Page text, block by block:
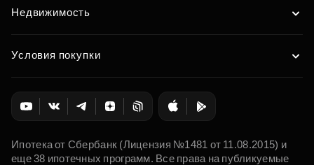
Недвижимость
Условия покупки
Ипотека от Сбербанк (Лицензия №1481 от 11.08.2015) и
еще 38 ипотечных программ. Все права на публикуемые